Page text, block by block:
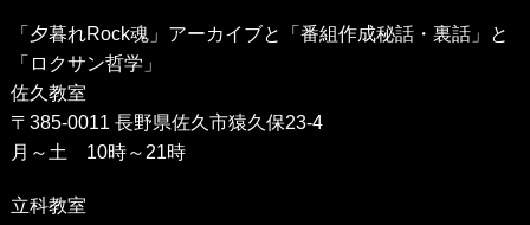
「夕暮れRock魂」アーカイブと「番組作成秘話・裏話」と
「ロクサン哲学」
佐久教室
〒385-0011 長野県佐久市猿久保23-4
月～土 10時～21時
立科教室